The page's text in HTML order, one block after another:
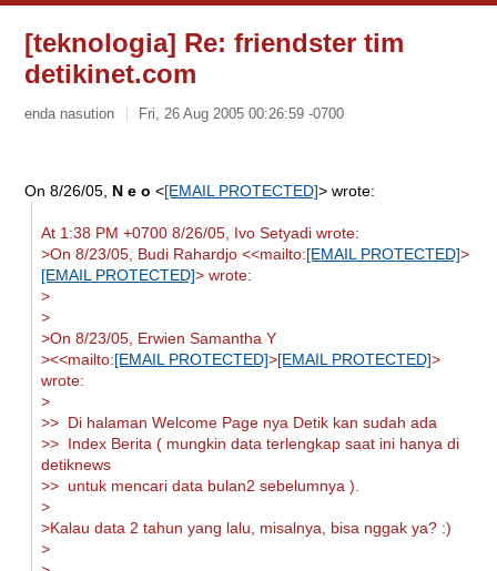
[teknologia] Re: friendster tim
detikinet.com
enda nasution Fri, 26 Aug 2005 00:26:59 -0700
On 8/26/05, N e o <[EMAIL PROTECTED]> wrote:
At 1:38 PM +0700 8/26/05, Ivo Setyadi wrote:
>On 8/23/05, Budi Rahardjo <<mailto:[EMAIL PROTECTED]>
[EMAIL PROTECTED]> wrote:
>
>
>On 8/23/05, Erwien Samantha Y
><<mailto:[EMAIL PROTECTED]>[EMAIL PROTECTED]>
wrote:
>
>> Di halaman Welcome Page nya Detik kan sudah ada
>> Index Berita ( mungkin data terlengkap saat ini hanya di
detiknews
>> untuk mencari data bulan2 sebelumnya ).
>
>Kalau data 2 tahun yang lalu, misalnya, bisa nggak ya? :)
>